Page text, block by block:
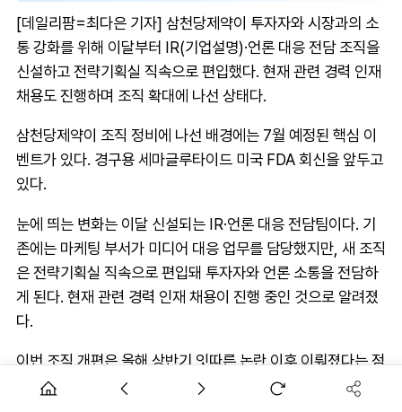
[데일리팜=최다은 기자] 삼천당제약이 투자자와 시장과의 소
통 강화를 위해 이달부터 IR(기업설명)·언론 대응 전담 조직을
신설하고 전략기획실 직속으로 편입했다. 현재 관련 경력 인재
채용도 진행하며 조직 확대에 나선 상태다.
삼천당제약이 조직 정비에 나선 배경에는 7월 예정된 핵심 이
벤트가 있다. 경구용 세마글루타이드 미국 FDA 회신을 앞두고
있다.
눈에 띄는 변화는 이달 신설되는 IR·언론 대응 전담팀이다. 기
존에는 마케팅 부서가 미디어 대응 업무를 담당했지만, 새 조직
은 전략기획실 직속으로 편입돼 투자자와 언론 소통을 전담하
게 된다. 현재 관련 경력 인재 채용이 진행 중인 것으로 알려졌
다.
이번 조직 개편은 올해 상반기 잇따른 논란 이후 이뤄졌다는 점
에서 의미가 있다. 삼천당제약은 블록딜 추진 및 철회 과정과